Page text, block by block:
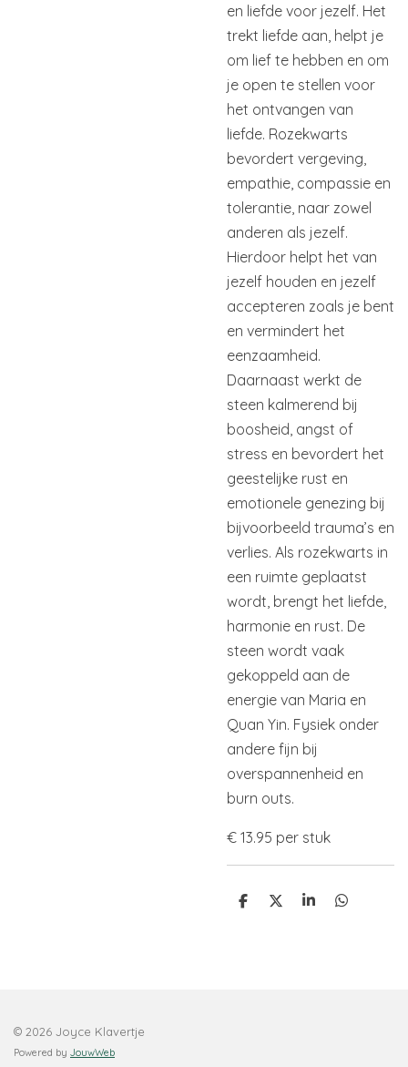
en liefde voor jezelf. Het
trekt liefde aan, helpt je
om lief te hebben en om
je open te stellen voor
het ontvangen van
liefde. Rozekwarts
bevordert vergeving,
empathie, compassie en
tolerantie, naar zowel
anderen als jezelf.
Hierdoor helpt het van
jezelf houden en jezelf
accepteren zoals je bent
en vermindert het
eenzaamheid.
Daarnaast werkt de
steen kalmerend bij
boosheid, angst of
stress en bevordert het
geestelijke rust en
emotionele genezing bij
bijvoorbeeld trauma’s en
verlies. Als rozekwarts in
een ruimte geplaatst
wordt, brengt het liefde,
harmonie en rust. De
steen wordt vaak
gekoppeld aan de
energie van Maria en
Quan Yin. Fysiek onder
andere fijn bij
overspannenheid en
burn outs.
€ 13.95 per stuk
D
D
S
D
© 2026 Joyce Klavertje
Powered by JouwWeb